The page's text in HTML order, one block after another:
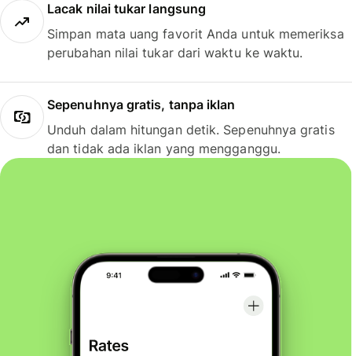
Lacak nilai tukar langsung
Simpan mata uang favorit Anda untuk memeriksa
perubahan nilai tukar dari waktu ke waktu.
Sepenuhnya gratis, tanpa iklan
Unduh dalam hitungan detik. Sepenuhnya gratis
dan tidak ada iklan yang mengganggu.